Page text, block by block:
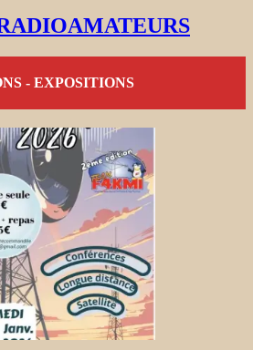
- EXPOSITIONS